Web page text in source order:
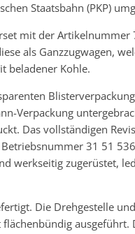
Staatsbahn (PKP)
mit der
als Ganzzugwagen,
beladener Kohle.
Verpackung
Das vollständigen
31 51
werkseitig zugerüstet,
Die Drehgestelle
ausgeführt.